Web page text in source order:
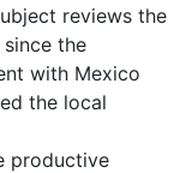
reviews the
the
with Mexico
the local
productive